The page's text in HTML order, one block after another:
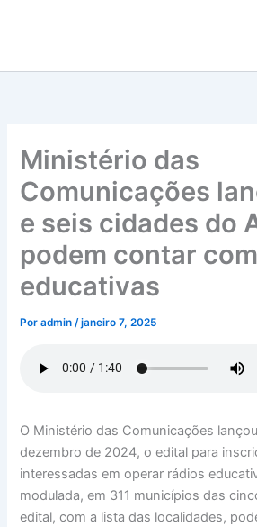
conteúdo
Ministério das
Comunicações
e seis cidades do
podem contar
educativas
Poradmin/janeiro 7, 2025
O Ministério das Comunicações
dezembro de 2024, o edital para
interessadas em operar rádios
modulada, em 311 municípios das
edital, com a lista das localidades,